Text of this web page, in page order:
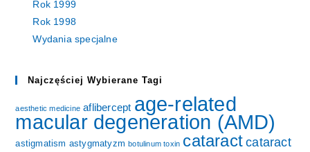
Rok 1999
Rok 1998
Wydania specjalne
Najczęściej Wybierane Tagi
aesthetic medicine aflibercept age-related
macular degeneration (AMD)
astigmatism astygmatyzm botulinum toxin cataract cataract